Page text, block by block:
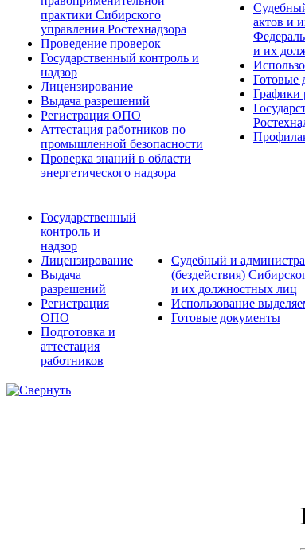
практики Сибирского
управления Ростехнадзора
Проведение проверок
Государственный контроль и
надзор
Лицензирование
Выдача разрешений
Регистрация ОПО
Аттестация работников по
промышленной безопасности
Проверка знаний в области
энергетического надзора
актов и
и их
Готовые
Графики
Государственный
контроль и
надзор
Лицензирование
Выдача
разрешений
Регистрация
ОПО
Подготовка и
аттестация
работников
Судебный и
(бездействия)
и их должностных лиц
Использование
Готовые документы